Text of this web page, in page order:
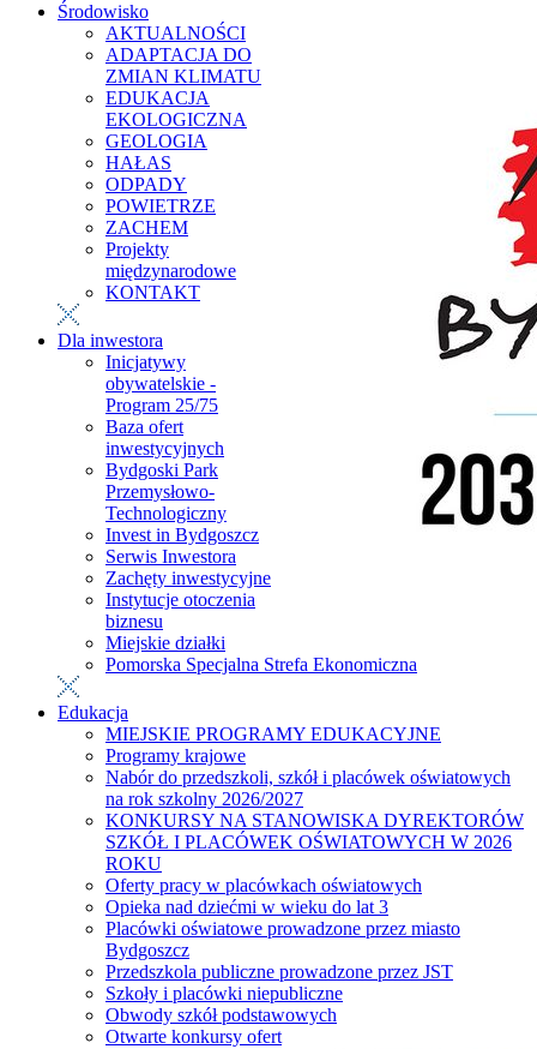
Środowisko
AKTUALNOŚCI
ADAPTACJA DO
ZMIAN KLIMATU
EDUKACJA
EKOLOGICZNA
GEOLOGIA
HAŁAS
ODPADY
POWIETRZE
ZACHEM
Projekty
międzynarodowe
KONTAKT
Dla inwestora
Inicjatywy
obywatelskie -
Program 25/75
Baza ofert
inwestycyjnych
Bydgoski Park
Przemysłowo-
Technologiczny
Invest in Bydgoszcz
Serwis Inwestora
Zachęty inwestycyjne
Instytucje otoczenia
biznesu
Miejskie działki
Pomorska Specjalna Strefa Ekonomiczna
Edukacja
MIEJSKIE PROGRAMY EDUKACYJNE
Programy krajowe
Nabór do przedszkoli, szkół i placówek oświatowych
na rok szkolny 2026/2027
KONKURSY NA STANOWISKA DYREKTORÓW
SZKÓŁ I PLACÓWEK OŚWIATOWYCH W 2026
ROKU
Oferty pracy w placówkach oświatowych
Opieka nad dziećmi w wieku do lat 3
Placówki oświatowe prowadzone przez miasto
Bydgoszcz
Przedszkola publiczne prowadzone przez JST
Szkoły i placówki niepubliczne
Obwody szkół podstawowych
Otwarte konkursy ofert